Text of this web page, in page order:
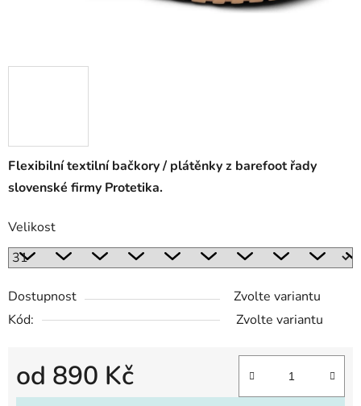
Flexibilní textilní bačkory/ plátěnky z barefoot řady
slovenské firmy Protetika.
Velikost
Dostupnost
Zvolte variantu
Kód:
Zvolte variantu
od 890 Kč
Měrná cena: